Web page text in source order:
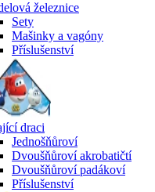
železnice
Sety
Mašinky a vagóny
Příslušenství
draci
Jednošňůroví
Dvoušňůroví akrobatičtí
Dvoušňůroví padákoví
Příslušenství